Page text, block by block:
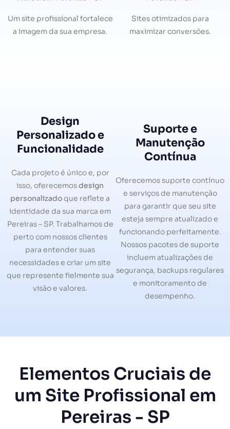
Um site profissional fortalece
a imagem da sua empresa.
Sites otimizados para
maximizar conversões.
Design
Personalizado e
Funcionalidade
Cada projeto é único e, por
isso, oferecemosdesign
personalizadoque reflete a
identidade da sua marca em
Pereiras – SP. Trabalhamos de
perto com nossos clientes
para entender suas
necessidades e criar um site
que represente fielmente sua
visão e valores.
Suporte e
Manutenção
Contínua
Oferecemos suporte contínuo
e serviços de manutenção
para garantir que seu site
esteja sempre atualizado e
funcionando perfeitamente.
Nossos pacotes de suporte
incluem atualizações de
segurança, backups regulares
e monitoramento de
desempenho.
Elementos Cruciais de
um Site Profissional em
Pereiras - SP